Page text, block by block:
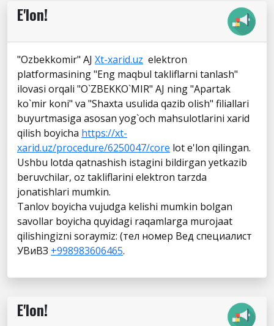
E'lon!
"Ozbekkomir" AJ Xt-xarid.uz elektron
platformasining "Eng maqbul takliflarni tanlash"
ilovasi orqali "O`ZBEKKO`MIR" AJ ning "Apartak
ko`mir koni" va "Shaxta usulida qazib olish" filiallari
buyurtmasiga asosan yog`och mahsulotlarini xarid
qilish boyicha https://xt-
xarid.uz/procedure/6250047/core lot e'lon qilingan.
Ushbu lotda qatnashish istagini bildirgan yetkazib
beruvchilar, oz takliflarini elektron tarzda
jonatishlari mumkin.
Tanlov boyicha vujudga kelishi mumkin bolgan
savollar boyicha quyidagi raqamlarga murojaat
qilishingizni soraymiz: (тел номер Вед специалист
УВиВЗ +998983606465.
E'lon!